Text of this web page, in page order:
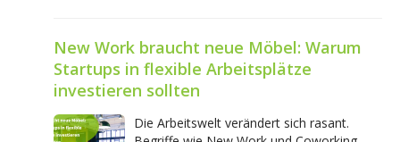
New Work braucht neue Möbel: Warum
Startups in flexible Arbeitsplätze
investieren sollten
Die Arbeitswelt verändert sich rasant.